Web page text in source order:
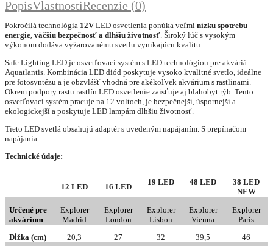
PopisVlastnostiRecenzie (0)
Pokročilá technológia 12VLED osvetlenia ponúka veľmi nízku spotrebu
energie, väčšiu bezpečnosť a dlhšiu životnosť. Široký lúč s vysokým
výkonom dodáva vyžarovanému svetlu vynikajúcu kvalitu.
Safe Lighting LED je osvetľovací systém s LED technológiou pre akváriá
Aquatlantis. Kombinácia LED diód poskytuje vysoko kvalitné svetlo, ideálne
pre fotosyntézu a je obzvlášť vhodná pre akékoľvek akvárium s rastlinami.
Okrem podpory rastu rastlín LED osvetlenie zaisťuje aj blahobyt rýb. Tento
osvetľovací systém pracuje na 12 voltoch, je bezpečnejší, úspornejší a
ekologickejší a poskytuje LED lampám dlhšiu životnosť.
Tieto LED svetlá obsahujú adaptér s uvedeným napájaním. S prepínačom
napájania.
Technické údaje:
12 LED 16 LED
19 LED 48 LED
38 LED
NEW
Určené pre
akvárium
Explorer
Madrid
Explorer
London
Explorer
Lisbon
Explorer
Vienna
Explorer
Paris
Dĺžka (cm)
20,3 27 32 39,5
46